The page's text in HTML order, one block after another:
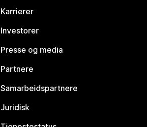
Karrierer
Investorer
Presse og media
Partnere
Samarbeidspartnere
Juridisk